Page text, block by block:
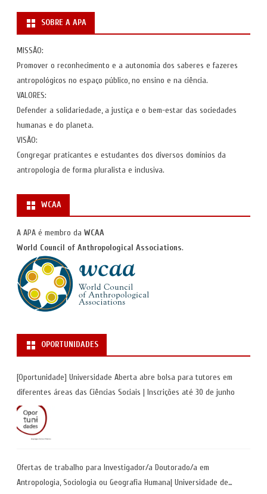
SOBRE A APA
MISSÃO:
Promover o reconhecimento e a autonomia dos saberes e fazeres
antropológicos no espaço público, no ensino e na ciência.
VALORES:
Defender a solidariedade, a justiça e o bem-estar das sociedades
humanas e do planeta.
VISÃO:
Congregar praticantes e estudantes dos diversos domínios da
antropologia de forma pluralista e inclusiva.
WCAA
A APA é membro da WCAA
World Council of Anthropological Associations.
OPORTUNIDADES
[Oportunidade] Universidade Aberta abre bolsa para tutores em
diferentes áreas das Ciências Sociais | Inscrições até 30 de junho
Ofertas de trabalho para Investigador/a Doutorado/a em
Antropologia, Sociologia ou Geografia Humana| Universidade de